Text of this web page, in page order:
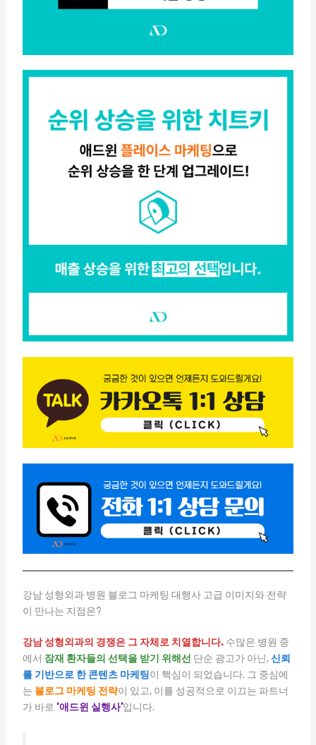
강남 성형외과 병원 블로그 마케팅 대행사 고급 이미지와 전략
이 만나는 지점은?
강남 성형외과의 경쟁은 그 자체로 치열합니다.수많은 병원 중
에서 잠재 환자들의 선택을 받기 위해선 단순 광고가 아닌,신뢰
를 기반으로 한 콘텐츠 마케팅이 핵심이 되었습니다. 그 중심에
는 블로그 마케팅 전략이 있고, 이를 성공적으로 이끄는 파트너
가 바로 ‘애드윈 실행사’입니다.